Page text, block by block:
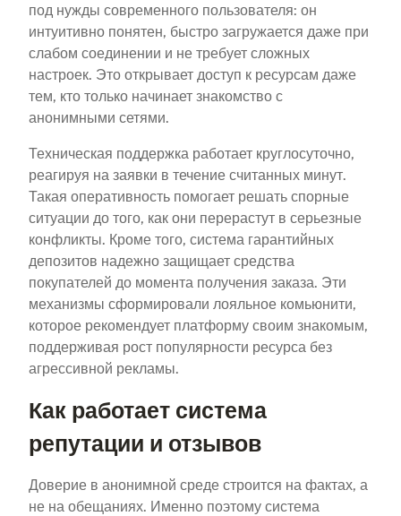
под нужды современного пользователя: он
интуитивно понятен, быстро загружается даже при
слабом соединении и не требует сложных
настроек. Это открывает доступ к ресурсам даже
тем, кто только начинает знакомство с
анонимными сетями.
Техническая поддержка работает круглосуточно,
реагируя на заявки в течение считанных минут.
Такая оперативность помогает решать спорные
ситуации до того, как они перерастут в серьезные
конфликты. Кроме того, система гарантийных
депозитов надежно защищает средства
покупателей до момента получения заказа. Эти
механизмы сформировали лояльное комьюнити,
которое рекомендует платформу своим знакомым,
поддерживая рост популярности ресурса без
агрессивной рекламы.
Как работает система
репутации и отзывов
Доверие в анонимной среде строится на фактах, а
не на обещаниях. Именно поэтому система